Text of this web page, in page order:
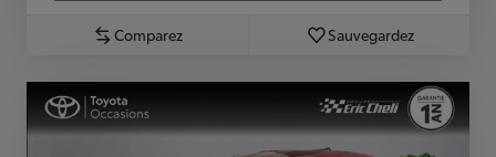
Comparez Sauvegardez